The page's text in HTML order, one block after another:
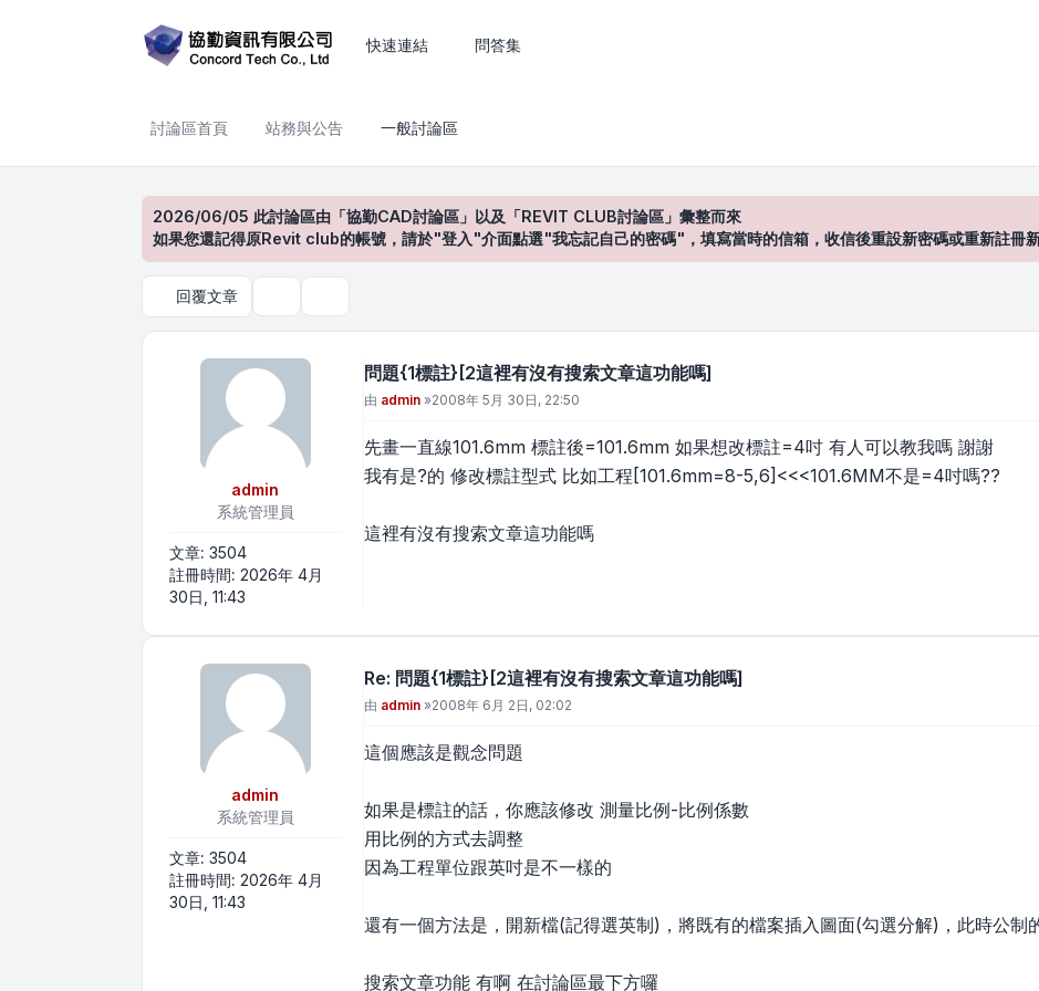
快速連結 問答集
討論區首頁 站務與公告 一般討論區
2026/06/05 此討論區由「協勤CAD討論區」以及「REVIT CLUB討論區」彙整而來
如果您還記得原Revit club的帳號，請於"登入"介面點選"我忘記自己的密碼"，填寫當時的信箱，收信後重設新密碼或重新註冊新
回覆文章
admin
系統管理員
文章: 3504
註冊時間: 2026年 4月
30日, 11:43
問題{1標註}[2這裡有沒有搜索文章這功能嗎]
文章
由 admin »2008年 5月 30日, 22:50
先畫一直線101.6mm 標註後=101.6mm 如果想改標註=4吋 有人可以教我嗎 謝謝
我有是?的 修改標註型式 比如工程[101.6mm=8-5,6]<<<101.6MM不是=4吋嗎??
這裡有沒有搜索文章這功能嗎
admin
系統管理員
文章: 3504
註冊時間: 2026年 4月
30日, 11:43
Re: 問題{1標註}[2這裡有沒有搜索文章這功能嗎]
文章
由 admin »2008年 6月 2日, 02:02
這個應該是觀念問題
如果是標註的話，你應該修改 測量比例-比例係數
用比例的方式去調整
因為工程單位跟英吋是不一樣的
還有一個方法是，開新檔(記得選英制)，將既有的檔案插入圖面(勾選分解)，此時公制
搜索文章功能 有啊 在討論區最下方囉